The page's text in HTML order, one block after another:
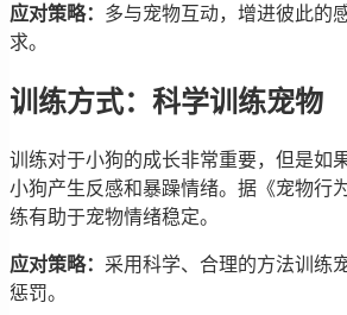
应对策略： 多与宠物互动，增进彼此的
求。
训练方式：科学训练宠物
训练对于小狗的成长非常重要，但是如
小狗产生反感和暴躁情绪。据《宠物行
练有助于宠物情绪稳定。
应对策略： 采用科学、合理的方法训练
惩罚。